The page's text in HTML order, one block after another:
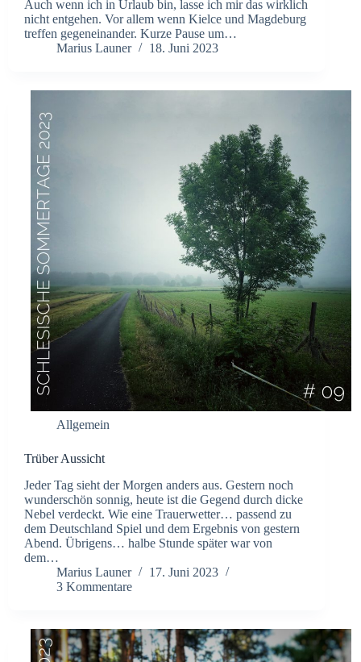
Auch wenn ich in Urlaub bin, lasse ich mir das wirklich
nicht entgehen. Vor allem wenn Kielce und Magdeburg
treffen gegeneinander. Kurze Pause um…
Marius Launer
18. Juni 2023
Allgemein
Trüber Aussicht
Jeder Tag sieht der Morgen anders aus. Gestern noch
wunderschön sonnig, heute ist die Gegend durch dicke
Nebel verdeckt. Wie eine Trauerwetter… passend zu
dem Deutschland Spiel und dem Ergebnis von gestern
Abend. Übrigens… halbe Stunde später war von
dem…
Marius Launer
17. Juni 2023
3 Kommentare